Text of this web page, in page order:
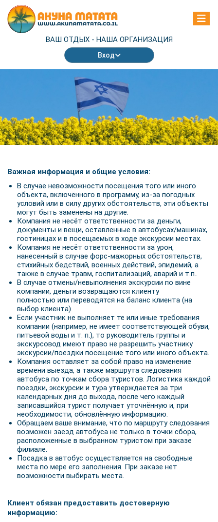
ВАШ ОТДЫХ - НАША ОРГАНИЗАЦИЯ
Вход
Важная информация и общие условия:
В случае невозможности посещения того или иного
объекта, включённого в программу, из-за погодных
условий или в силу других обстоятельств, эти объекты
могут быть заменены на другие.
Компания не несёт ответственности за деньги,
документы и вещи, оставленные в автобусах/машинах,
гостиницах и в посещаемых в ходе экскурсии местах.
Компания не несёт ответственности за урон,
нанесенный в случае форс-мажорных обстоятельств,
стихийных бедствий, военных действий, эпидемий, а
также в случае травм, госпитализаций, аварий и т.п..
В случае отмены/невыполнения экскурсии по вине
компании, деньги возвращаются клиенту
полностью или переводятся на баланс клиента (на
выбор клиента).
Если участник не выполняет те или иные требования
компании (например, не имеет соответствующей обуви,
питьевой воды и т. п.), то руководитель группы и
экскурсовод имеют право не разрешить участнику
экскурсии/поездки посещение того или иного объекта.
Компания оставляет за собой право на изменение
времени выезда, а также маршрута следования
автобуса по точкам сбора туристов. Логистика каждой
поездки, экскурсии и тура утверждается за три
календарных дня до выхода, после чего каждый
записавшийся турист получает уточнённую и, при
необходимости, обновлённую информацию.
Обращаем ваше внимание, что по маршруту следования
возможен заезд автобуса не только в точки сбора,
расположенные в выбранном туристом при заказе
филиале.
Посадка в автобус осуществляется на свободные
места по мере его заполнения. При заказе нет
возможности выбирать места.
Клиент обязан предоставить достоверную
информацию: